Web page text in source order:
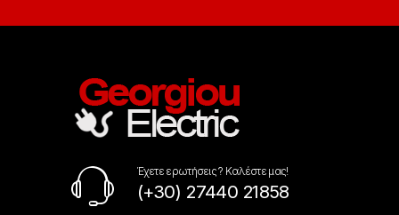
Έχετε ερωτήσεις ? Καλέστε μας!
(+30) 27440 21858